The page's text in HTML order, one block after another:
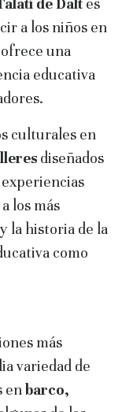
a los niños en
una
educativa
culturales en
diseñados
los más
la historia de la
como
más
variedad de
enbarco,